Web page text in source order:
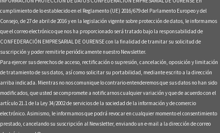
cumplimiento de lo establecido en el Reglamento (UE) 2016/679 del Parlamento Europeo y del
Consejo, de 27 de abril de 2016 y en la legislación vigente sobre protección de datos, le informamos
que el correo electrónico que nos ha proporcionado será tratado bajo la responsabilidad de
CONFEDERACIÓN EMPRESARIAL DE OURENSE con la finalidad de tramitar su solicitud de
suscripción y poder remitirle periódicamente nuestro Newsletter.
Para ejercer sus derechos de acceso, rectificación o supresión, cancelación, oposición y limitación
de tratamiento de sus datos, así como solicitar su portabilidad, mediante escrito a la dirección
arriba indicada. Mientras no nos comunique lo contrario entenderemos que sus datos no han sido
modificados, que usted se compromete a notificarnos cualquier variación y que de acuerdo con el
artículo 21.1 de la Ley 34/2002 de servicios de la sociedad de la información y de comercio
electrónico. Asimismo, le informamos que podrá revocar en cualquier momento el consentimiento
prestado, cancelando su suscripción al Newsletter, enviando un e-mail a la dirección de correo